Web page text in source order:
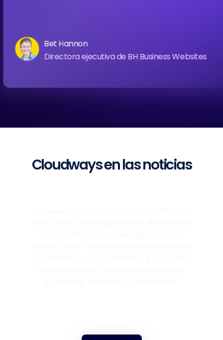
Bet Hannon
Directora ejecutiva de BH Business Websites
Cloudways en las noticias